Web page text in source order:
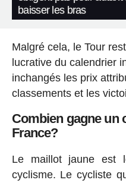
baisser les bras
Malgré cela, le Tour
lucrative du calendrier
inchangés les prix
classements et les
Combien gagne un
France?
Le maillot jaune est
cyclisme. Le cycliste